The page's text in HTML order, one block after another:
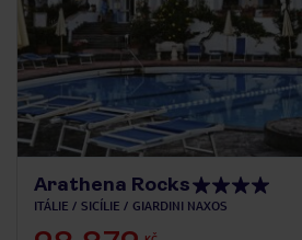
Arathena Rocks
ITÁLIE SICÍLIE GIARDINI NAXOS